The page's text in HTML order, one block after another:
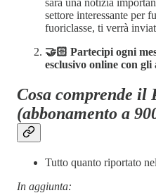
sarà una notizia
settore interessante per
fuoriclasse, ti verrà
🤝🏻 Partecipi ogni
esclusivo online con
Cosa comprende il
(abbonamento a
Tutto quanto riportato nel
In aggiunta: